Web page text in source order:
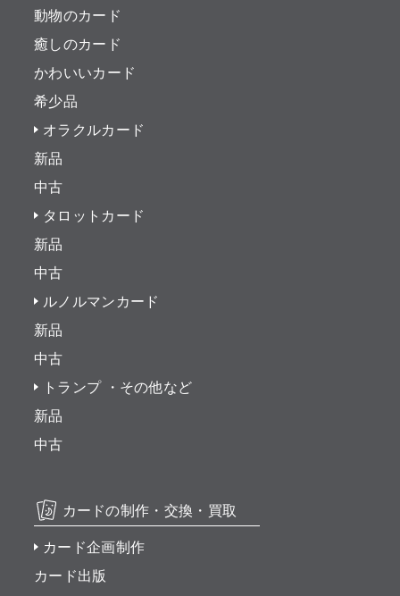
動物のカード
癒しのカード
かわいいカード
希少品
オラクルカード
新品
中古
タロットカード
新品
中古
ルノルマンカード
新品
中古
トランプ ・その他など
新品
中古
カードの制作・交換・買取
カード企画制作
カード出版